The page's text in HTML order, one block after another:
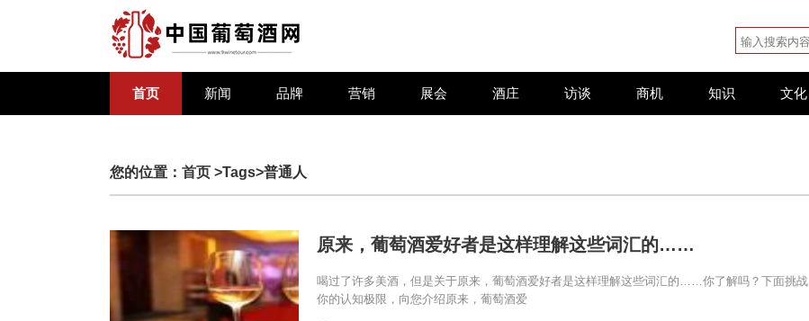
首页 新闻 品牌 营销 展会 酒庄 访谈 商机 知识 文化
您的位置： 首页 >Tags>普通人
原来，葡萄酒爱好者是这样理解这些词汇的……
喝过了许多美酒，但是关于原来，葡萄酒爱好者是这样理解这些词汇的……你了解吗？下面挑战
你的认知极限，向您介绍原来，葡萄酒爱